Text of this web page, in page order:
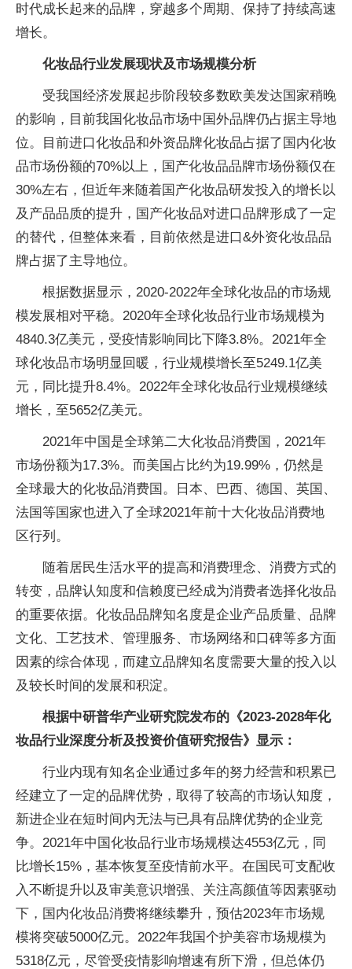
时代成长起来的品牌，穿越多个周期、保持了持续高速
增长。
化妆品行业发展现状及市场规模分析
受我国经济发展起步阶段较多数欧美发达国家稍晚
的影响，目前我国化妆品市场中国外品牌仍占据主导地
位。目前进口化妆品和外资品牌化妆品占据了国内化妆
品市场份额的70%以上，国产化妆品品牌市场份额仅在
30%左右，但近年来随着国产化妆品研发投入的增长以
及产品品质的提升，国产化妆品对进口品牌形成了一定
的替代，但整体来看，目前依然是进口&外资化妆品品
牌占据了主导地位。
根据数据显示，2020-2022年全球化妆品的市场规
模发展相对平稳。2020年全球化妆品行业市场规模为
4840.3亿美元，受疫情影响同比下降3.8%。2021年全
球化妆品市场明显回暖，行业规模增长至5249.1亿美
元，同比提升8.4%。2022年全球化妆品行业规模继续
增长，至5652亿美元。
2021年中国是全球第二大化妆品消费国，2021年
市场份额为17.3%。而美国占比约为19.99%，仍然是
全球最大的化妆品消费国。日本、巴西、德国、英国、
法国等国家也进入了全球2021年前十大化妆品消费地
区行列。
随着居民生活水平的提高和消费理念、消费方式的
转变，品牌认知度和信赖度已经成为消费者选择化妆品
的重要依据。化妆品品牌知名度是企业产品质量、品牌
文化、工艺技术、管理服务、市场网络和口碑等多方面
因素的综合体现，而建立品牌知名度需要大量的投入以
及较长时间的发展和积淀。
根据中研普华产业研究院发布的《2023-2028年化
妆品行业深度分析及投资价值研究报告》显示：
行业内现有知名企业通过多年的努力经营和积累已
经建立了一定的品牌优势，取得了较高的市场认知度，
新进企业在短时间内无法与已具有品牌优势的企业竞
争。2021年中国化妆品行业市场规模达4553亿元，同
比增长15%，基本恢复至疫情前水平。在国民可支配收
入不断提升以及审美意识增强、关注高颜值等因素驱动
下，国内化妆品消费将继续攀升，预估2023年市场规
模将突破5000亿元。2022年我国个护美容市场规模为
5318亿元，尽管受疫情影响增速有所下滑，但总体仍